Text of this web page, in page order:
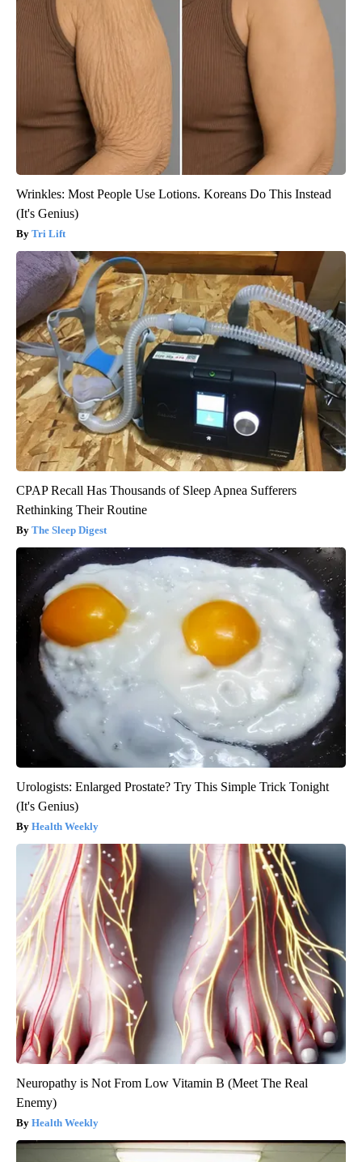
Wrinkles: Most People Use Lotions. Koreans Do This Instead
(It's Genius)
Tri Lift
CPAP Recall Has Thousands of Sleep Apnea Sufferers
Rethinking Their Routine
The Sleep Digest
Urologists: Enlarged Prostate? Try This Simple Trick Tonight
(It's Genius)
Health Weekly
Neuropathy is Not From Low Vitamin B (Meet The Real
Enemy)
Health Weekly